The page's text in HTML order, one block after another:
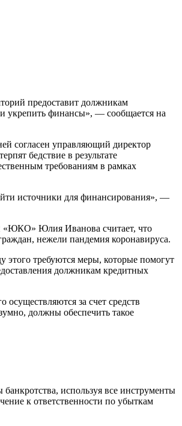
и укрепить финансы», — сообщается на
согласен управляющий директор
бедствие в результате
требованиям в рамках
источники для финансирования», —
«ЮКО» Юлия Иванова считает, что
нежели пандемия коронавируса.
этого требуются меры, которые помогут
должникам кредитных
за счет средств
должны обеспечить такое
используя все инструменты
к ответственности по убыткам